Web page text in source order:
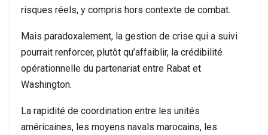
risques réels, y compris hors contexte de combat.
Mais paradoxalement, la gestion de crise qui a suivi
pourrait renforcer, plutôt qu’affaiblir, la crédibilité
opérationnelle du partenariat entre Rabat et
Washington.
La rapidité de coordination entre les unités
américaines, les moyens navals marocains, les